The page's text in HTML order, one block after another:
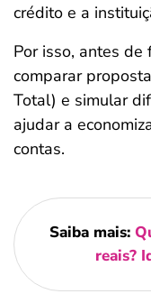
crédito e a
Por isso, antes de
comparar
Total) e simular
ajudar a
contas.
Saiba mais:
reais?